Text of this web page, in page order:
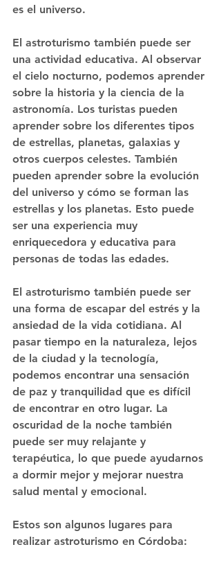
es el universo.
El astroturismo también puede ser
una actividad educativa. Al observar
el cielo nocturno, podemos aprender
sobre la historia y la ciencia de la
astronomía. Los turistas pueden
aprender sobre los diferentes tipos
de estrellas, planetas, galaxias y
otros cuerpos celestes. También
pueden aprender sobre la evolución
del universo y cómo se forman las
estrellas y los planetas. Esto puede
ser una experiencia muy
enriquecedora y educativa para
personas de todas las edades.
El astroturismo también puede ser
una forma de escapar del estrés y la
ansiedad de la vida cotidiana. Al
pasar tiempo en la naturaleza, lejos
de la ciudad y la tecnología,
podemos encontrar una sensación
de paz y tranquilidad que es difícil
de encontrar en otro lugar. La
oscuridad de la noche también
puede ser muy relajante y
terapéutica, lo que puede ayudarnos
a dormir mejor y mejorar nuestra
salud mental y emocional.
Estos son algunos lugares para
realizar astroturismo en Córdoba: